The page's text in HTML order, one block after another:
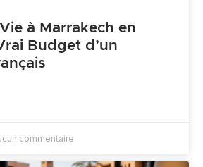
à Marrakech en
Budget d’un
commentaire